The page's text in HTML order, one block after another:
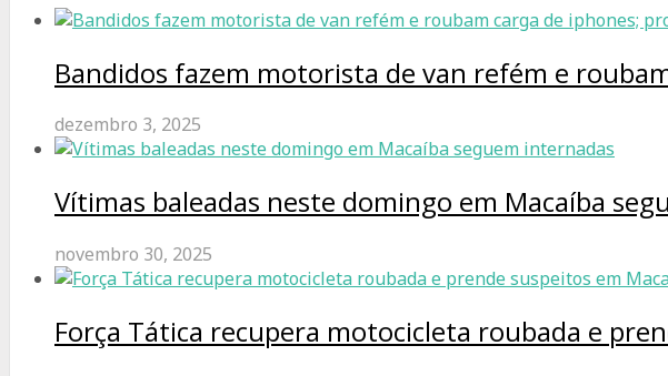
Bandidos fazem motorista de van refém e
dezembro 3, 2025
Vítimas baleadas neste domingo em Macaíba
novembro 30, 2025
Força Tática recupera motocicleta roubada e